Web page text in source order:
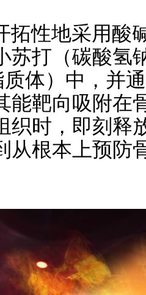
拓性地采用酸
苏打（碳酸氢
质体）中，并
能靶向吸附在
织时，即刻释
从根本上预防